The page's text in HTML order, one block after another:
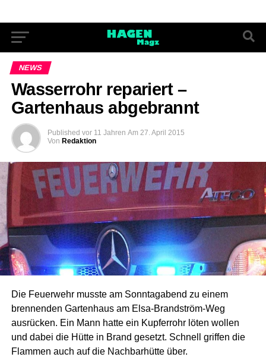
NEWS
Wasserrohr repariert –
Gartenhaus abgebrannt
Published vor 11 Jahren Am 27. April 2015
Von Redaktion
Die Feuerwehr musste am Sonntagabend zu einem
brennenden Gartenhaus am Elsa-Brandström-Weg
ausrücken. Ein Mann hatte ein Kupferrohr löten wollen
und dabei die Hütte in Brand gesetzt. Schnell griffen die
Flammen auch auf die Nachbarhütte über.